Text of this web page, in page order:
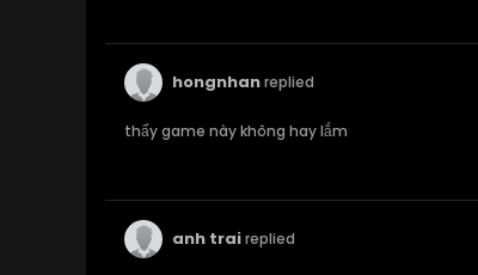
hongnhanreplied
thấy game này không hay lắm
anh traireplied